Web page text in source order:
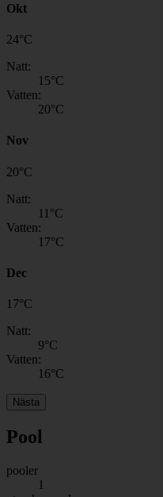
Okt
24°C
Natt:
15°C
Vatten:
20°C
Nov
20°C
Natt:
11 °C
Vatten:
17°C
Dec
17°C
Natt:
9°C
Vatten:
16°C
Nästa
Pool
pooler
1